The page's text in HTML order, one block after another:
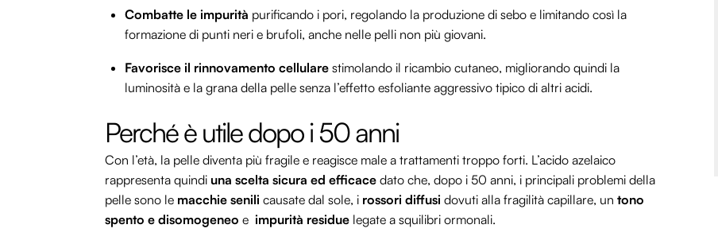
Combatte le impurità purificando i pori, regolando la produzione di sebo e limitando così la
formazione di punti neri e brufoli, anche nelle pelli non più giovani.
Favorisce il rinnovamento cellulare stimolando il ricambio cutaneo, migliorando quindi la
luminosità e la grana della pelle senza l’effetto esfoliante aggressivo tipico di altri acidi.
Perché è utile dopo i 50 anni
Con l’età, la pelle diventa più fragile e reagisce male a trattamenti troppo forti. L’acido azelaico
rappresenta quindi una scelta sicura ed efficace dato che, dopo i 50 anni, i principali problemi della
pelle sono le macchie senili causate dal sole, i rossori diffusi dovuti alla fragilità capillare, un tono
spento e disomogeneo e impurità residue legate a squilibri ormonali.